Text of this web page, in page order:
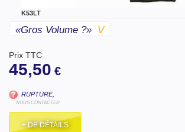
K53LT
«gros Volume ?» V
Prix TTC
45,50 €
RUPTURE,
NOUS CONTACTER
+ DE DÉTAILS